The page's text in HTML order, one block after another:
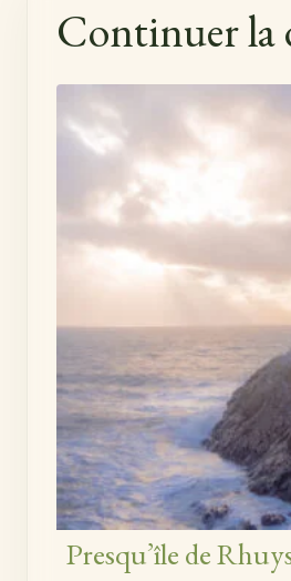
Continuer la
Presqu’île de